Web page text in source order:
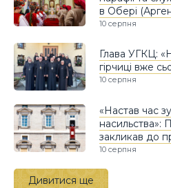
в Обері
10 серпня
Глава УГКЦ:
гірчиці вже
10 серпня
«Настав час
насильства»:
закликав до
10 серпня
Дивитися ще